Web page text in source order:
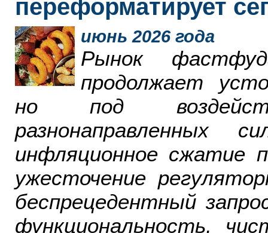
переформатирует
июнь 2026 года
Рынок
продолжает
но под
инфляционное сжатие
ужесточение
беспрецедентный
функциональность,